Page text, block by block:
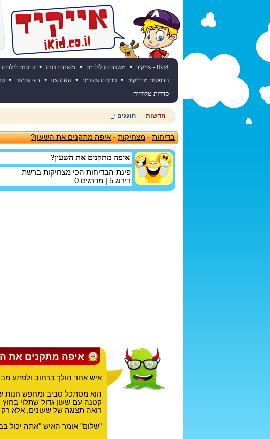
iKid - אייקיד • משחקים לילדים • משחקי בנות • כתבות לילדים
הדפסות מדליקות • כתבים צעירים • האם אני • דפי צביעה •
סדרות טלוויזיה
חדשות חוגגים יום הולדת? כנסו לאתר יום ההולדת של
בדיחות-מצחיקות-איפה מתקנים את השעון?
איפה מתקנים את השעון?
פינת הבדיחות הכי מצחיקות ברשת
דירוג 5 | מדרגים 0
איפה מתקנים את
איש אחד הולך ברחוב ולפתע
הוא מסתכל סביב ומחפש חנות
קטנה עם שעון גדול שתלוי
רואה תצוגה של שעונים, אלא רק
"שלום" אומר האיש "אתה יכול